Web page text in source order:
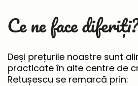
Ce ne face
Deși prețurile noastre sunt
practicate în alte centre de
Retușescu se remarcă prin: